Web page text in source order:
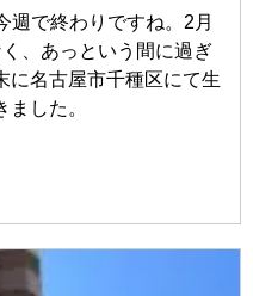
週で終わりですね。2月
、あっという間に過ぎ
に名古屋市千種区にて生
した。